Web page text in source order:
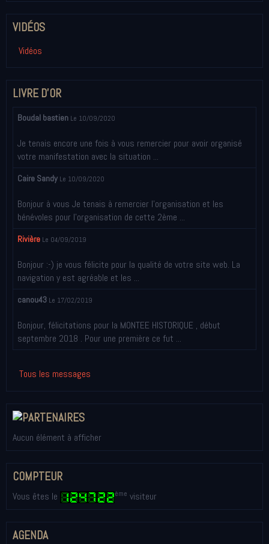
VIDÉOS
Vidéos
LIVRE D'OR
Boudal bastien Le 10/09/2020
Je tenais encore une fois à vous remercier pour avoir organisé
votre manifestation avec la situation ...
Caire Sandy Le 10/09/2020
Bonjour à vous Je tenais à remercier l’organisation et les
bénévoles pour l’organisation de cette 2ème ...
Rivière Le 04/09/2019
Bonjour :-) je vous félicite pour la qualité de votre site web. La
navigation y est agréable et les ...
canou43 Le 17/02/2019
Bonjour, félicitations pour la MONTEE HISTORIQUE , début
septembre 2018 . Pour une première ce fut ...
Tous les messages
Aucun élément à afficher
COMPTEUR
Vous êtes le ème visiteur
AGENDA